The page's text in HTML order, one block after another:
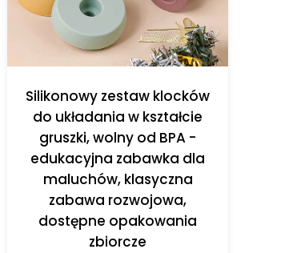
Silikonowy zestaw klocków
do układania w kształcie
gruszki, wolny od BPA -
edukacyjna zabawka dla
maluchów, klasyczna
zabawa rozwojowa,
dostępne opakowania
zbiorcze